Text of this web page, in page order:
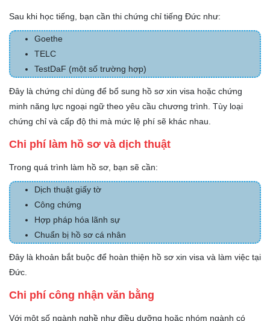
Sau khi học tiếng, bạn cần thi chứng chỉ tiếng Đức như:
Goethe
TELC
TestDaF (một số trường hợp)
Đây là chứng chỉ dùng để bổ sung hồ sơ xin visa hoặc chứng
minh năng lực ngoại ngữ theo yêu cầu chương trình. Tùy loại
chứng chỉ và cấp độ thi mà mức lệ phí sẽ khác nhau.
Chi phí làm hồ sơ và dịch thuật
Trong quá trình làm hồ sơ, bạn sẽ cần:
Dịch thuật giấy tờ
Công chứng
Hợp pháp hóa lãnh sự
Chuẩn bị hồ sơ cá nhân
Đây là khoản bắt buộc để hoàn thiện hồ sơ xin visa và làm việc tại
Đức.
Chi phí công nhận văn bằng
Với một số ngành nghề như điều dưỡng hoặc nhóm ngành có